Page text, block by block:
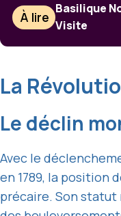
À lire
Basilique
Visite
La
Le déclin
Avec le
en 1789, la position
précaire. Son statut